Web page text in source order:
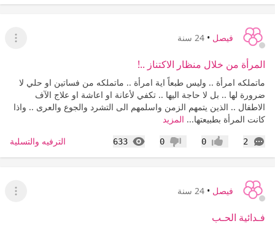
فيصل • 24 سنة
عرض
المرأة من خلال منظار الاكتناز ..!
ماتملكه امرأة .. وليس طبعاً اية امرأة .. ماتملكه من فساتين او حلي لا
ضرورة لها .. بل لا حاجة اليها .. تكفي لأعانة او اعاشة او علاج الآف
الاطفال .. الذين يتمهم الزمن واسلمهم الى التشرد والجوع والعرى .. واذا
كانت المرأة بطبيعتها... المزيد
2
التعليقات إعجاب0 عدم إعجاب
0
633
المشاهدات الترفيه والتسلية
فيصل • 24 سنة
عرض
فـدائية الحـب